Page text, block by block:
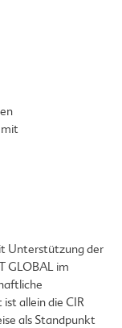
mit
Unterstützung der
GLOBAL im
allein die CIR
als Standpunkt